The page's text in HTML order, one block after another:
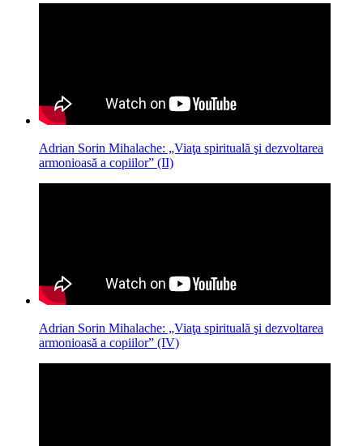
Adrian Sorin Mihalache: „Viaţa spirituală şi dezvoltarea
armonioasă a copiilor” (II)
Adrian Sorin Mihalache: „Viaţa spirituală şi dezvoltarea
armonioasă a copiilor” (IV)